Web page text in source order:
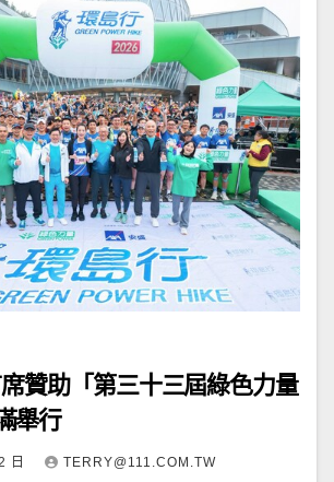
贊助「第三十三屆綠色力量
舉行
日 TERRY@111.COM.TW